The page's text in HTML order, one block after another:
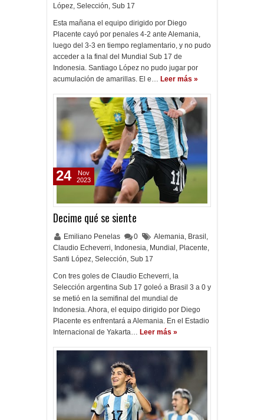
López, Selección, Sub 17
Esta mañana el equipo dirigido por Diego
Placente cayó por penales 4-2 ante Alemania,
luego del 3-3 en tiempo reglamentario, y no pudo
acceder a la final del Mundial Sub 17 de
Indonesia. Santiago López no pudo jugar por
acumulación de amarillas. El e… Leer más »
Decime qué se siente
Emiliano Penelas 0 Alemania, Brasil ,
Claudio Echeverri, Indonesia, Mundial , Placente,
Santi López, Selección, Sub 17
Con tres goles de Claudio Echeverri, la
Selección argentina Sub 17 goleó a Brasil 3 a 0 y
se metió en la semifinal del mundial de
Indonesia. Ahora, el equipo dirigido por Diego
Placente es enfrentará a Alemania. En el Estadio
Internacional de Yakarta… Leer más »
24
Nov
2023